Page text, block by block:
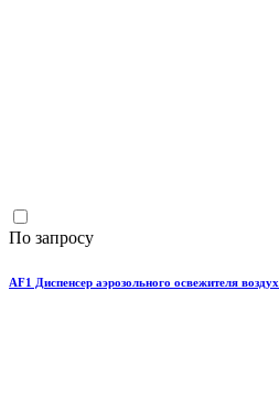
По запросу
AF1 Диспенсер аэрозольного освежителя